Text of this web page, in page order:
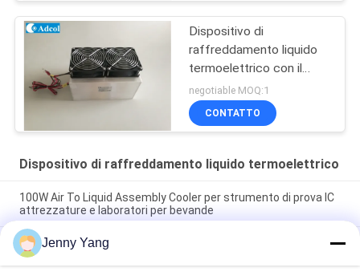
Dispositivo di
raffreddamento liquido
termoelettrico con il
dissipatore di calore & la
capacità di
raffreddamento 300W
negotiable MOQ:1
CONTATTO
Dispositivo di raffreddamento liquido termoelettrico
100W Air To Liquid Assembly Cooler per strumento di prova IC
attrezzature e laboratori per bevande
Refrigeratore a liquido termoelettrico compatto con
dissipatori di calore ad alta densità e ventole di marca per la
dissipazione del calore in ambienti di laboratorio
Jenny Yang